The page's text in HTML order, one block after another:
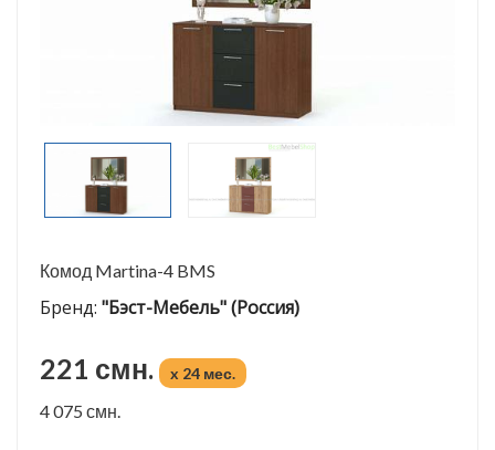
Комод Martina-4 BMS
Бренд: "Бэст-Мебель" (Россия)
221 смн. x 24 мес.
4 075 смн.